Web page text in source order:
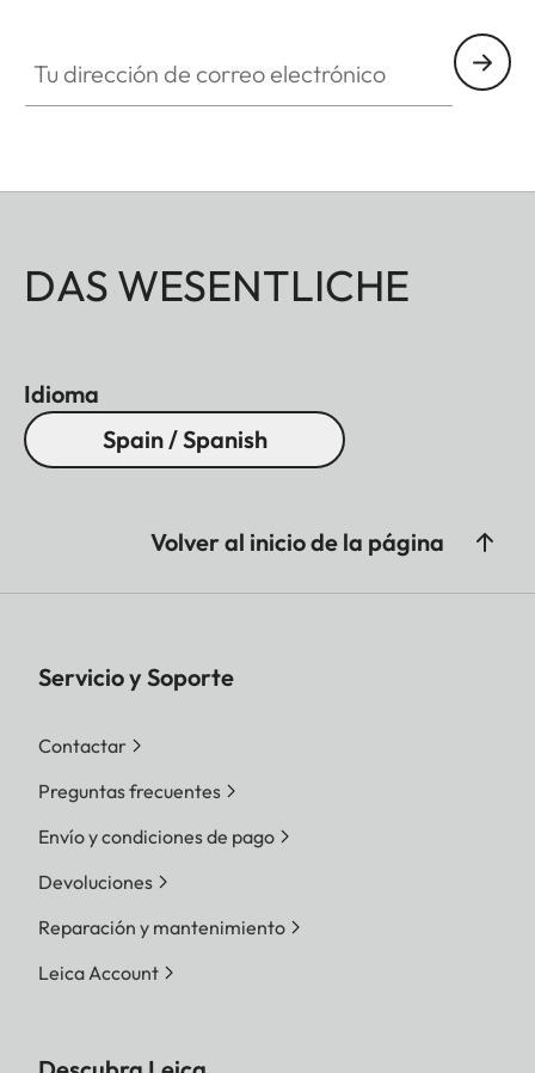
DAS WESENTLICHE
Idioma
Spain / Spanish
Volver al inicio de la página
Servicio y Soporte
Contactar
Preguntas frecuentes
Envío y condiciones de pago
Devoluciones
Reparación y mantenimiento
Leica Account